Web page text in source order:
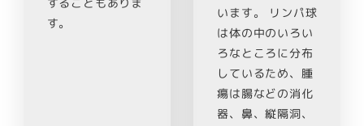
す。
います。 リンパ球
は体の中のいろい
ろなところに分布
しているため、腫
瘍は腸などの消化
器、鼻、縦隔洞、